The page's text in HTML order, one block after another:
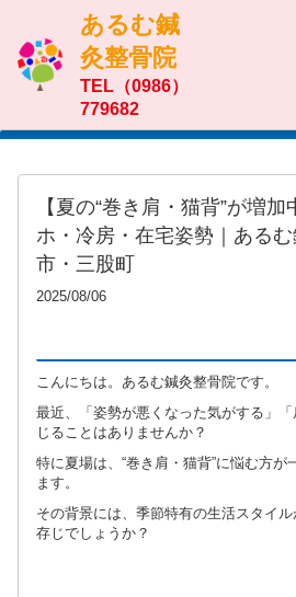
あるむ鍼
灸整骨院
TEL（0986）
779682
【夏の“巻き肩・猫背”が増
ホ・冷房・在宅姿勢｜ある
市・三股町
2025/08/06
こんにちは。あるむ鍼灸整骨院です。
最近、「姿勢が悪くなった気がする」
じることはありませんか？
特に夏場は、“巻き肩・猫背”に悩む方が
ます。
その背景には、季節特有の生活スタイ
存じでしょうか？